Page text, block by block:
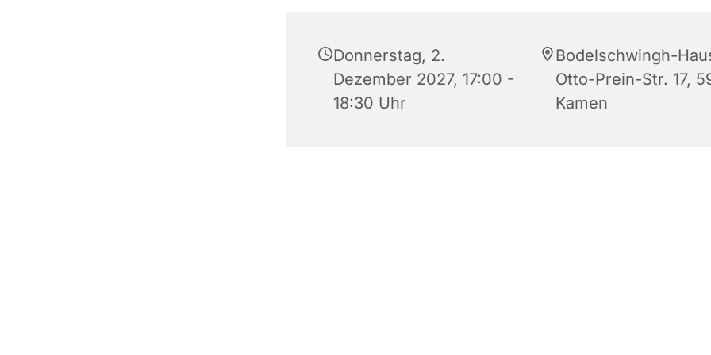
Donnerstag, 2.
Dezember 2027, 17:00 -
18:30 Uhr
Bodelschwingh-
Otto-Prein-Str. 17,
Kamen